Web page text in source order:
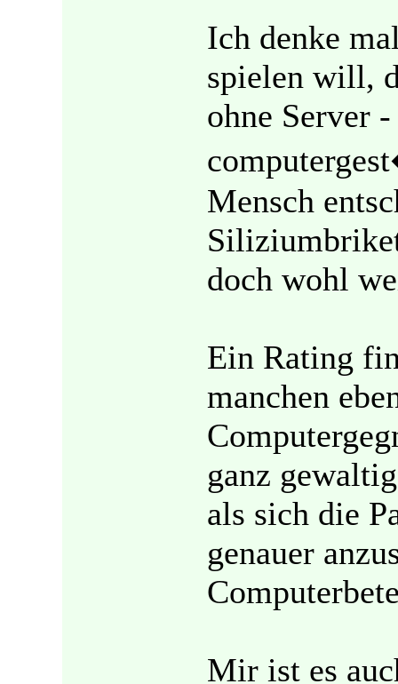
Ich denke
spielen will,
ohne Server
Mensch
doch wohl
Ein Rating
manchen
ganz
als sich die
genauer
Mir ist es